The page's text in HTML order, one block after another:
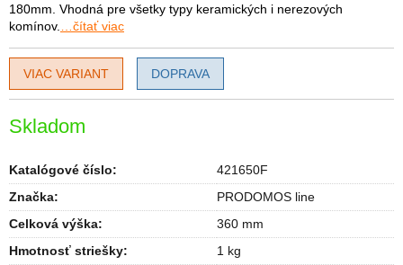
Skladom
180mm. Vhodná pre všetky typy keramických i nerezových
komínov.
…čítať viac
Katalógové číslo:
421650F
Značka:
PRODOMOS line
Celková výška:
360 mm
Hmotnosť striešky:
1 kg
VIAC VARIANT DOPRAVA